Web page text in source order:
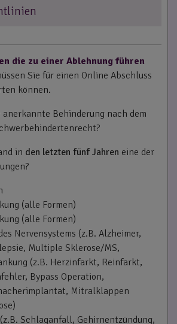
die zu einer Ablehnung führen
Sie für einen Online Abschluss
können.
Behinderung nach dem
in den letzten fünf Jahren eine der
(alle Formen)
(alle Formen)
Nervensystems (z.B. Alzheimer,
Multiple Sklerose/MS,
(z.B. Herzinfarkt, Reinfarkt,
Bypass Operation,
Mitralklappen
Schlaganfall, Gehirnentzündung,